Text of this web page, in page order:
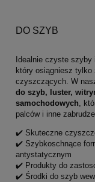
DO SZYB
Idealnie czyste
który osiągniesz tylko
czyszczących. W
do szyb, luster,
samochodowych,
palców i inne
✔️ Skuteczne
✔️ Szybkoschnące
antystatycznym
✔️ Produkty do
✔️ Środki do szyb